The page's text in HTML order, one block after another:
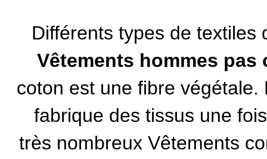
Différents types de
Vêtements hommes pas
coton est une fibre
fabrique des tissus une
très nombreux Vêtements